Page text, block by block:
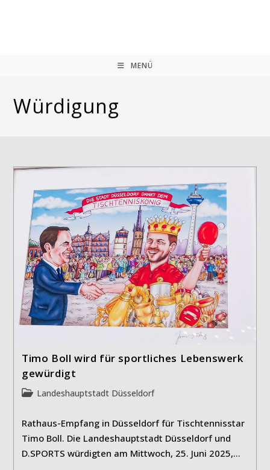
MENÜ
Würdigung
Timo Boll wird für sportliches Lebenswerk
gewürdigt
Beitrags-
Landeshauptstadt Düsseldorf
Rathaus-Empfang in Düsseldorf für Tischtennisstar
Timo Boll. Die Landeshauptstadt Düsseldorf und
D.SPORTS würdigten am Mittwoch, 25. Juni 2025,…